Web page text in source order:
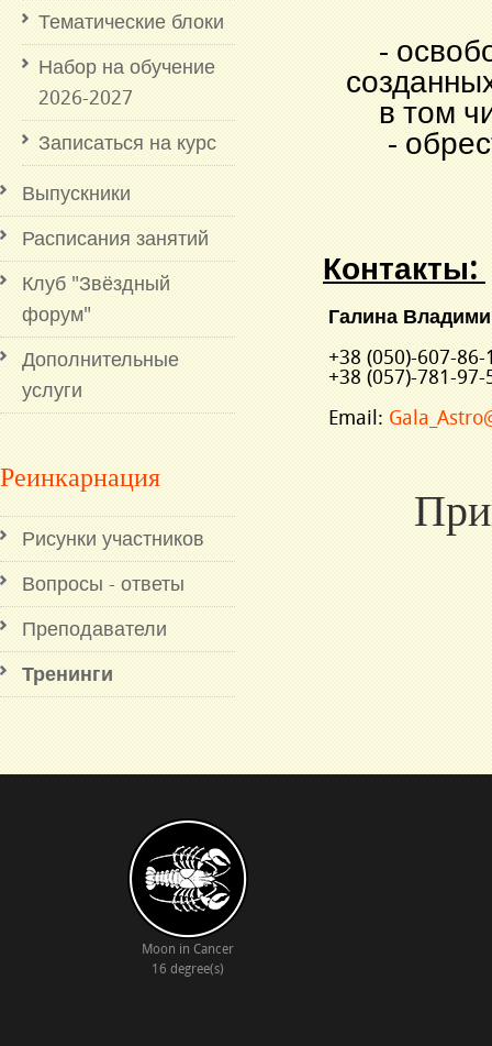
-
в том
-
Контакты:
Галина
+38 (050)-607-
+38 (057)-781-97-
Email:
Тематические блоки
Набор на обучение
2026-2027
Записаться на курс
Выпускники
Расписания занятий
Клуб "Звёздный
форум"
Дополнительные
услуги
Реинкарнация
Рисунки участников
Вопросы - ответы
Преподаватели
Тренинги
Moon in Cancer
16 degree(s)